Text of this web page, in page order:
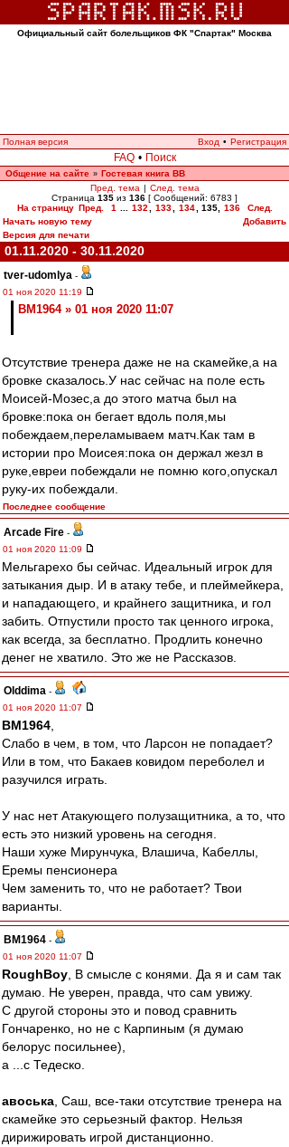
Официальный сайт болельщиков ФК "Спартак" Москва
Полная версия Вход • Регистрация
FAQ • Поиск
Общение на сайте » Гостевая книга ВВ
Пред. тема | След. тема
Страница 135 из 136 [ Сообщений: 6783 ]
На страницу Пред. 1 132 133 134 135, 136
След.
Начать новую тему
Добавить
Версия для печати
01.11.2020 - 30.11.2020
tver-udomlya -
01 ноя 2020 11:19
BM1964 » 01 ноя 2020 11:07
Отсутствие тренера даже не на скамейке,а на
бровке сказалось.У нас сейчас на поле есть
Моисей-Мозес,а до этого матча был на
бровке:пока он бегает вдоль поля,мы
побеждаем,переламываем матч.Как там в
истории про Моисея:пока он держал жезл в
руке,евреи побеждали не помню кого,опускал
руку-их побеждали.
Последнее сообщение
Arcade Fire -
01 ноя 2020 11:09
Мельгарехо бы сейчас. Идеальный игрок для
затыкания дыр. И в атаку тебе, и плеймейкера,
и нападающего, и крайнего защитника, и гол
забить. Отпустили просто так ценного игрока,
как всегда, за бесплатно. Продлить конечно
денег не хватило. Это же не Рассказов.
Olddima -
01 ноя 2020 11:07
BM1964
Слабо в чем, в том, что Ларсон не попадает?
Или в том, что Бакаев ковидом переболел и
разучился играть.
У нас нет Атакующего полузащитника, а то, что
есть это низкий уровень на сегодня.
Наши хуже Мирунчука, Влашича, Кабеллы,
Еремы пенсионера
Чем заменить то, что не работает? Твои
варианты.
BM1964 -
01 ноя 2020 11:07
RoughBoy , В смысле с конями. Да я и сам так
думаю. Не уверен, правда, что сам увижу.
С другой стороны это и повод сравнить
Гончаренко, но не с Карпиным (я думаю
белорус посильнее),
а ...с Тедеско.
авоська , Саш, все-таки отсутствие тренера на
скамейке это серьезный фактор. Нельзя
дирижировать игрой дистанционно.